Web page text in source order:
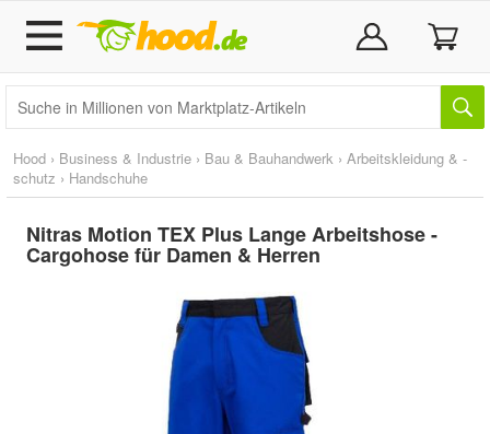
Hood › Business & Industrie › Bau & Bauhandwerk › Arbeitskleidung & -
schutz › Handschuhe
Nitras Motion TEX Plus Lange Arbeitshose -
Cargohose für Damen & Herren